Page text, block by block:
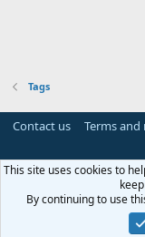
Tags
Contact us Terms and
This site uses cookies to
By continuing to use